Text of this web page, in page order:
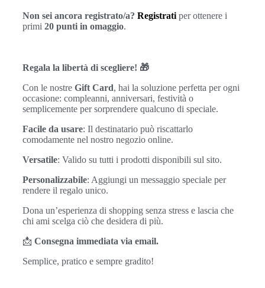
Non sei ancora registrato/a? Registratiper ottenere i
primi 20 punti in omaggio.
Regala la libertà di scegliere! 🎁
Con le nostre Gift Card, hai la soluzione perfetta per ogni
occasione: compleanni, anniversari, festività o
semplicemente per sorprendere qualcuno di speciale.
Facile da usare: Il destinatario può riscattarlo
comodamente nel nostro negozio online.
Versatile: Valido su tutti i prodotti disponibili sul sito.
Personalizzabile: Aggiungi un messaggio speciale per
rendere il regalo unico.
Dona un’esperienza di shopping senza stress e lascia che
chi ami scelga ciò che desidera di più.
📩 Consegna immediata via email.
Semplice, pratico e sempre gradito!